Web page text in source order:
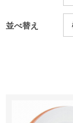
並べ替え